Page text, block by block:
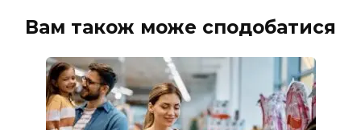
Вам також може сподобатися